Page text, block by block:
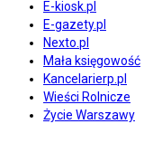
E-kiosk.pl
E-gazety.pl
Nexto.pl
Mała księgowość
Kancelarierp.pl
Wieści Rolnicze
Życie Warszawy